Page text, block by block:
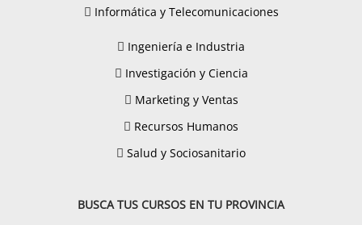
Informática y Telecomunicaciones
Ingeniería e Industria
Investigación y Ciencia
Marketing y Ventas
Recursos Humanos
Salud y Sociosanitario
BUSCA TUS CURSOS EN TU PROVINCIA